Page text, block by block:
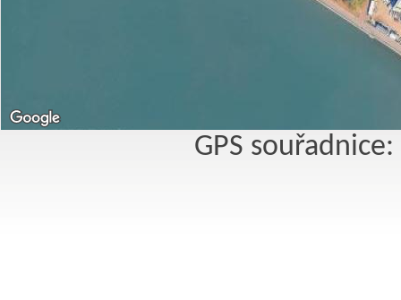
GPS